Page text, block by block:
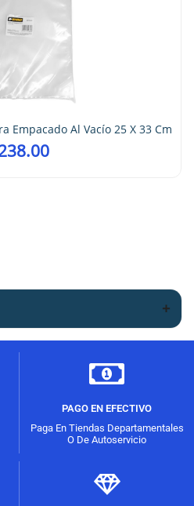
Empacado Al Vacío 25 X 33 Cm
PAGO EN EFECTIVO
Paga En Tiendas Departamentales
O De Autoservicio